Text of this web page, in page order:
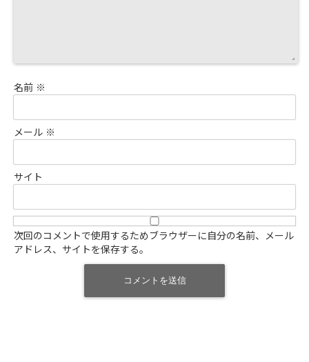
名前 ※
メール ※
サイト
次回のコメントで使用するためブラウザーに自分の名前、メール
アドレス、サイトを保存する。